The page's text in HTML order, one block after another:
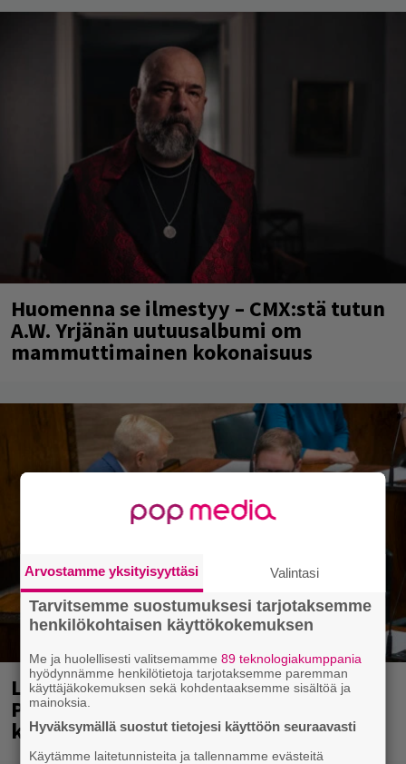
Huomenna se ilmestyy – CMX:stä tutun
A.W. Yrjänän uutuusalbumi om
mammuttimainen kokonaisuus
Laittomasta graffitista kiinni jäänyt
Paavo Arhinmäki jälleen spraypullo
kädessä – näitä puolueita ei kiinnosta
Arvostamme yksityisyyttäsi Valintasi
Tarvitsemme suostumuksesi tarjotaksemme
henkilökohtaisen käyttökokemuksen
Me ja huolellisesti valitsemamme89 teknologiakumppania
hyödynnämme henkilötietoja tarjotaksemme paremman
käyttäjäkokemuksen sekä kohdentaaksemme sisältöä ja
mainoksia.
Hyväksymällä suostut tietojesi käyttöön seuraavasti
Käytämme laitetunnisteita ja tallennamme evästeitä